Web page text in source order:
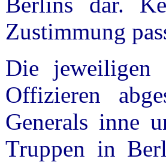
Zustimmung
Die jeweiligen
Offizieren
Generals inne
Truppen in